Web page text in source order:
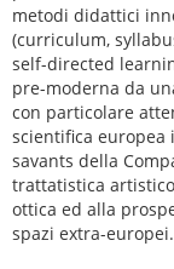
metodi didattici
(curriculum,
self-directed
pre-moderna da
con particolare
scientifica europea
savants della
trattatistica
ottica ed alla
spazi extra-europei.